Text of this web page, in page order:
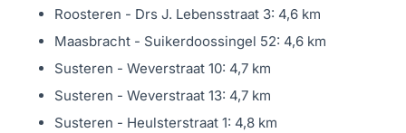
Roosteren - Drs J. Lebensstraat 3: 4,6 km
Maasbracht - Suikerdoossingel 52: 4,6 km
Susteren - Weverstraat 10: 4,7 km
Susteren - Weverstraat 13: 4,7 km
Susteren - Heulsterstraat 1: 4,8 km